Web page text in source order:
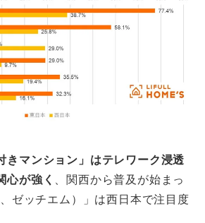
きマンション」はテレワーク浸透
心が強く 、関西から普及が始まっ
ゼッチエム）」は西日本で注目度